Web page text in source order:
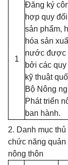
1
Đăng ký
hợp quy
sản phẩm,
hóa sản
nước được
bởi các quy
kỹ thuật
Bộ Nông
Phát triển
ban hành.
2. Danh mục
chức năng quản
nông thôn